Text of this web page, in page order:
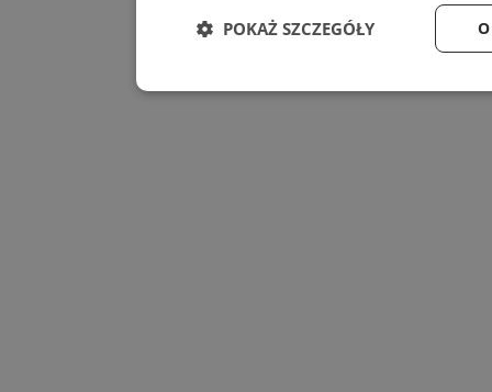
POKAŻ SZCZEGÓŁY
Niezbędne Wydajność